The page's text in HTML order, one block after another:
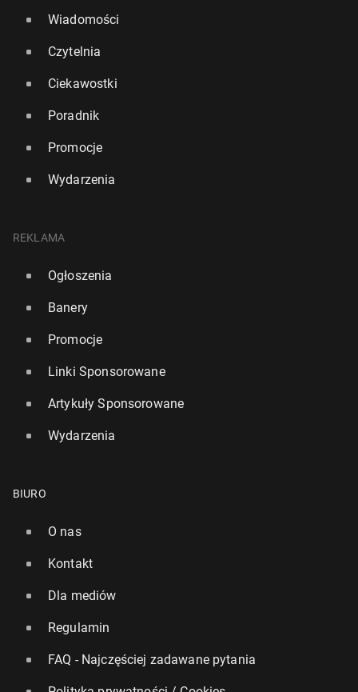
Wiadomości
Czytelnia
Ciekawostki
Poradnik
Promocje
Wydarzenia
REKLAMA
Ogłoszenia
Banery
Promocje
Linki Sponsorowane
Artykuły Sponsorowane
Wydarzenia
BIURO
O nas
Kontakt
Dla mediów
Regulamin
FAQ - Najczęściej zadawane pytania